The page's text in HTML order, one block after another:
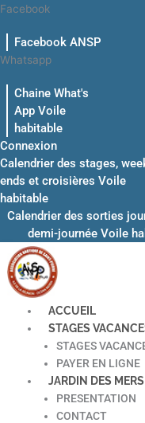
Aller
contenu
Facebook
Facebook ANSP
Whatsapp
Chaine What's
App Voile
habitable
Connexion
Calendrier des stages,
ends et croisières Voile
habitable
Calendrier des sorties
demi-journée Voile
ACCUEIL
STAGES
STAGES
PAYER EN LIGNE
JARDIN DES MERS
PRESENTATION
CONTACT